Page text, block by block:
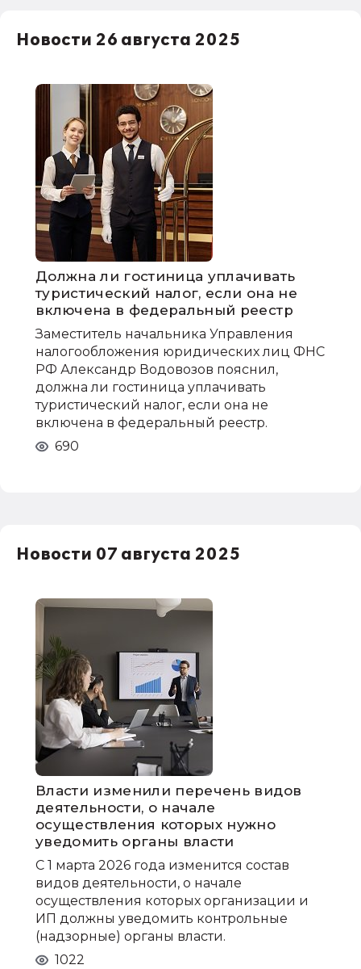
Новости 26 августа 2025
Должна ли гостиница уплачивать
туристический налог, если она не
включена в федеральный реестр
Заместитель начальника Управления
налогообложения юридических лиц ФНС
РФ Александр Водовозов пояснил,
должна ли гостиница уплачивать
туристический налог, если она не
включена в федеральный реестр.
690
Новости 07 августа 2025
Власти изменили перечень видов
деятельности, о начале
осуществления которых нужно
уведомить органы власти
С 1 марта 2026 года изменится состав
видов деятельности, о начале
осуществления которых организации и
ИП должны уведомить контрольные
(надзорные) органы власти.
1022